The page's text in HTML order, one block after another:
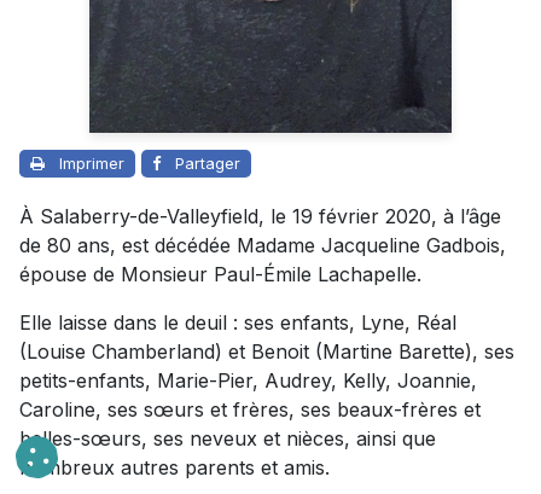
Imprimer Partager
À Salaberry-de-Valleyfield, le 19 février 2020, à l’âge
de 80 ans, est décédée Madame Jacqueline Gadbois,
épouse de Monsieur Paul-Émile Lachapelle.
Elle laisse dans le deuil : ses enfants, Lyne, Réal
(Louise Chamberland) et Benoit (Martine Barette), ses
petits-enfants, Marie-Pier, Audrey, Kelly, Joannie,
Caroline, ses sœurs et frères, ses beaux-frères et
belles-sœurs, ses neveux et nièces, ainsi que
nombreux autres parents et amis.